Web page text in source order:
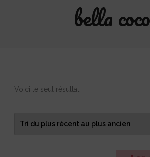
bella coco
Voici le seul résultat